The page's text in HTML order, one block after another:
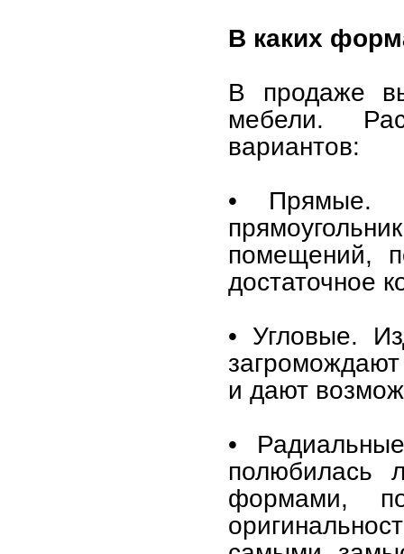
В каких
В продаже
мебели.
вариантов:
• Прямые.
помещений,
достаточное
• Угловые.
и дают
•
полюбилась
формами,